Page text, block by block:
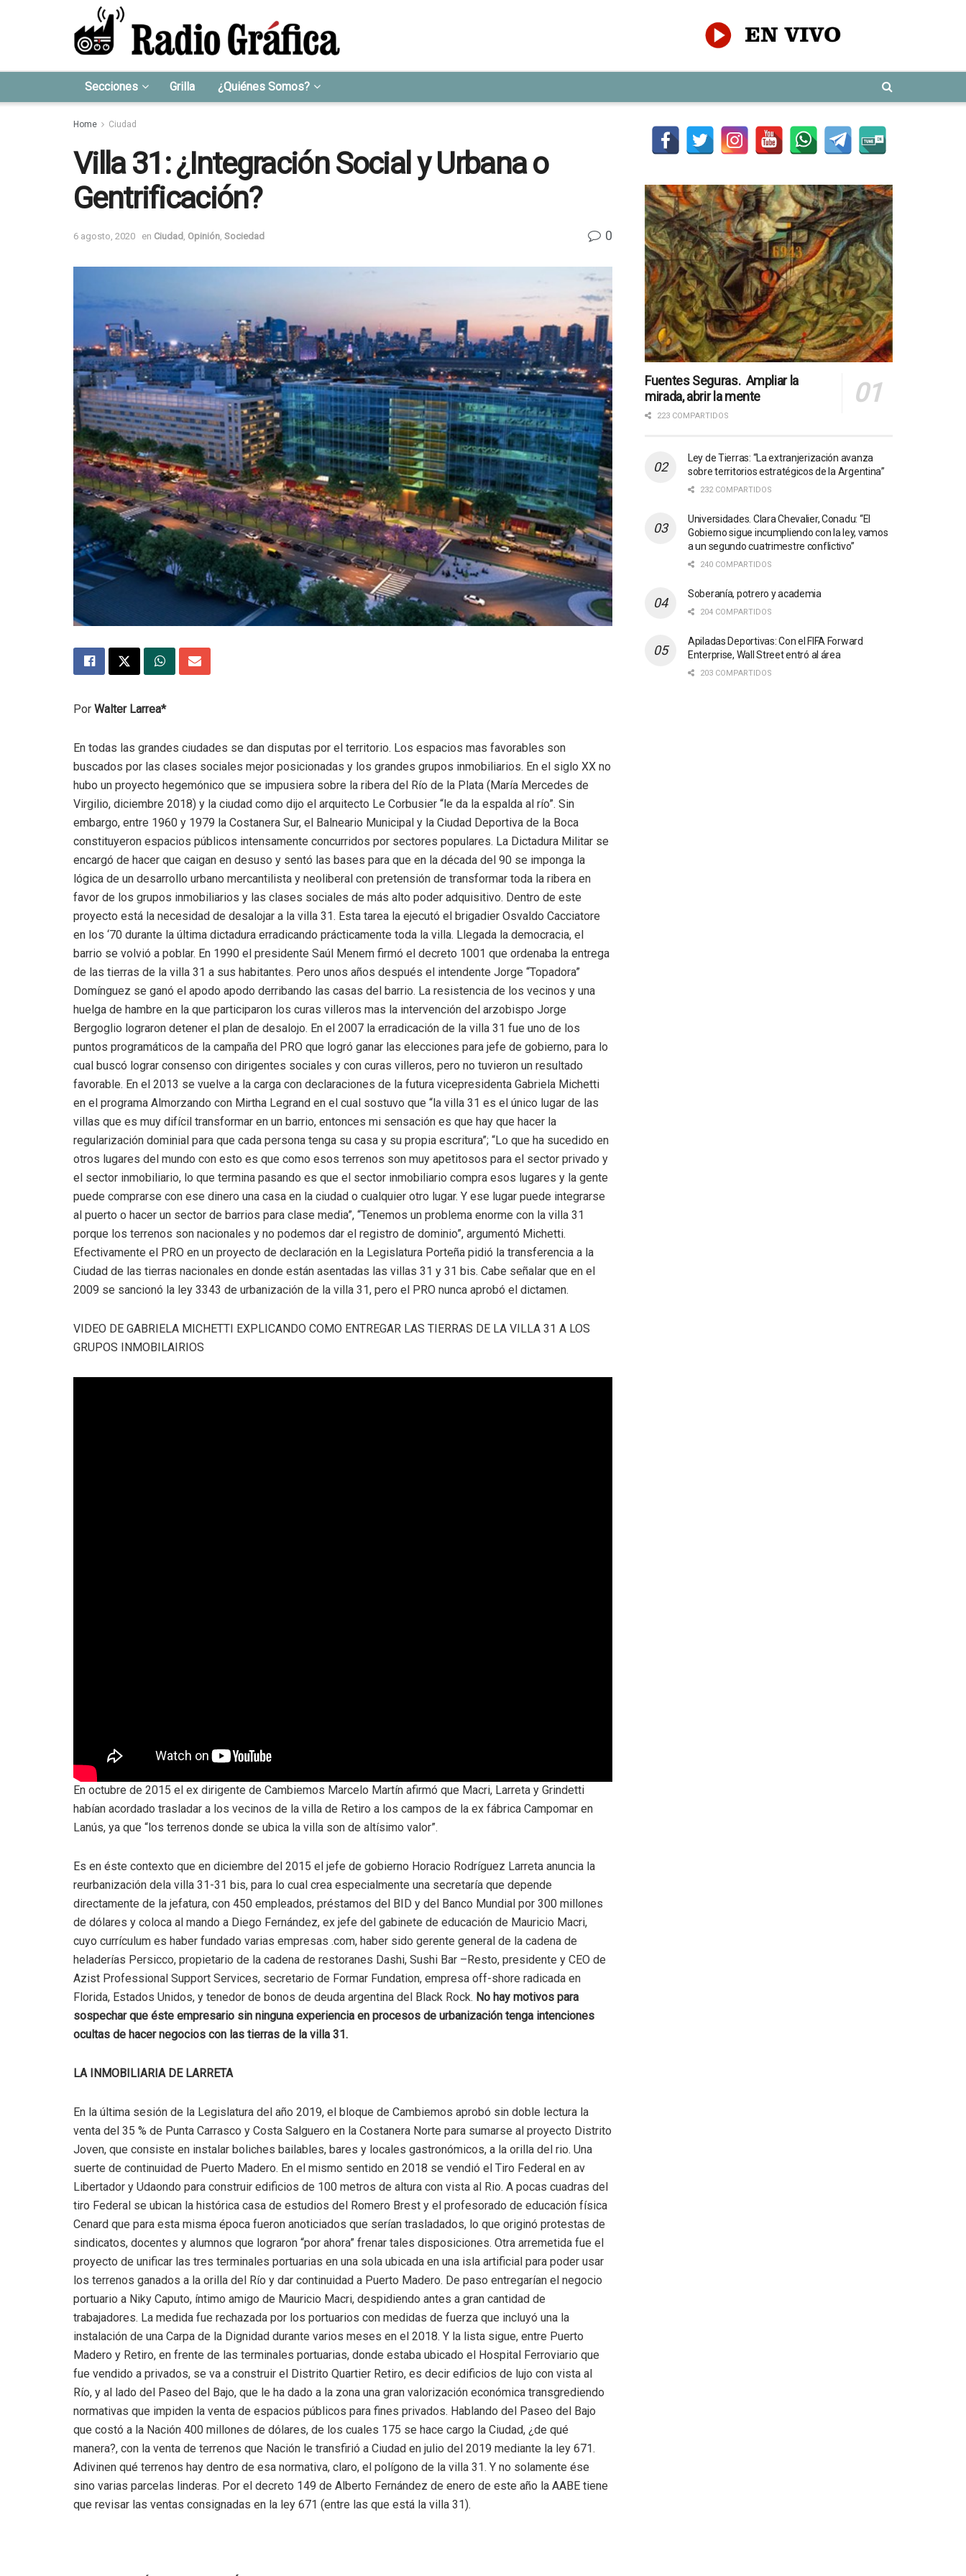
Secciones Grilla ¿Quiénes Somos?
Home Ciudad
Villa 31: ¿Integración Social y Urbana o
Gentrificación?
6 agosto, 2020 en Ciudad Opinión Sociedad 0
Por Walter Larrea*
En todas las grandes ciudades se dan disputas por el territorio. Los espacios mas favorables son
buscados por las clases sociales mejor posicionadas y los grandes grupos inmobiliarios. En el siglo XX no
hubo un proyecto hegemónico que se impusiera sobre la ribera del Río de la Plata (María Mercedes de
Virgilio, diciembre 2018) y la ciudad como dijo el arquitecto Le Corbusier “le da la espalda al río”. Sin
embargo, entre 1960 y 1979 la Costanera Sur, el Balneario Municipal y la Ciudad Deportiva de la Boca
constituyeron espacios públicos intensamente concurridos por sectores populares. La Dictadura Militar se
encargó de hacer que caigan en desuso y sentó las bases para que en la década del 90 se imponga la
lógica de un desarrollo urbano mercantilista y neoliberal con pretensión de transformar toda la ribera en
favor de los grupos inmobiliarios y las clases sociales de más alto poder adquisitivo. Dentro de este
proyecto está la necesidad de desalojar a la villa 31. Esta tarea la ejecutó el brigadier Osvaldo Cacciatore
en los ‘70 durante la última dictadura erradicando prácticamente toda la villa. Llegada la democracia, el
barrio se volvió a poblar. En 1990 el presidente Saúl Menem firmó el decreto 1001 que ordenaba la entrega
de las tierras de la villa 31 a sus habitantes. Pero unos años después el intendente Jorge “Topadora”
Domínguez se ganó el apodo apodo derribando las casas del barrio. La resistencia de los vecinos y una
huelga de hambre en la que participaron los curas villeros mas la intervención del arzobispo Jorge
Bergoglio lograron detener el plan de desalojo. En el 2007 la erradicación de la villa 31 fue uno de los
puntos programáticos de la campaña del PRO que logró ganar las elecciones para jefe de gobierno, para lo
cual buscó lograr consenso con dirigentes sociales y con curas villeros, pero no tuvieron un resultado
favorable. En el 2013 se vuelve a la carga con declaraciones de la futura vicepresidenta Gabriela Michetti
en el programa Almorzando con Mirtha Legrand en el cual sostuvo que “la villa 31 es el único lugar de las
villas que es muy difícil transformar en un barrio, entonces mi sensación es que hay que hacer la
regularización dominial para que cada persona tenga su casa y su propia escritura”; “Lo que ha sucedido en
otros lugares del mundo con esto es que como esos terrenos son muy apetitosos para el sector privado y
el sector inmobiliario, lo que termina pasando es que el sector inmobiliario compra esos lugares y la gente
puede comprarse con ese dinero una casa en la ciudad o cualquier otro lugar. Y ese lugar puede integrarse
al puerto o hacer un sector de barrios para clase media”, “Tenemos un problema enorme con la villa 31
porque los terrenos son nacionales y no podemos dar el registro de dominio”, argumentó Michetti.
Efectivamente el PRO en un proyecto de declaración en la Legislatura Porteña pidió la transferencia a la
Ciudad de las tierras nacionales en donde están asentadas las villas 31 y 31 bis. Cabe señalar que en el
2009 se sancionó la ley 3343 de urbanización de la villa 31, pero el PRO nunca aprobó el dictamen.
VIDEO DE GABRIELA MICHETTI EXPLICANDO COMO ENTREGAR LAS TIERRAS DE LA VILLA 31 A LOS
GRUPOS INMOBILAIRIOS
En octubre de 2015 el ex dirigente de Cambiemos Marcelo Martín afirmó que Macri, Larreta y Grindetti
habían acordado trasladar a los vecinos de la villa de Retiro a los campos de la ex fábrica Campomar en
Lanús, ya que “los terrenos donde se ubica la villa son de altísimo valor”.
Es en éste contexto que en diciembre del 2015 el jefe de gobierno Horacio Rodríguez Larreta anuncia la
reurbanización dela villa 31-31 bis, para lo cual crea especialmente una secretaría que depende
directamente de la jefatura, con 450 empleados, préstamos del BID y del Banco Mundial por 300 millones
de dólares y coloca al mando a Diego Fernández, ex jefe del gabinete de educación de Mauricio Macri,
cuyo currículum es haber fundado varias empresas .com, haber sido gerente general de la cadena de
heladerías Persicco, propietario de la cadena de restoranes Dashi, Sushi Bar –Resto, presidente y CEO de
Azist Professional Support Services, secretario de Formar Fundation, empresa off-shore radicada en
Florida, Estados Unidos, y tenedor de bonos de deuda argentina del Black Rock. No hay motivos para
sospechar que éste empresario sin ninguna experiencia en procesos de urbanización tenga intenciones
ocultas de hacer negocios con las tierras de la villa 31.
LA INMOBILIARIA DE LARRETA
En la última sesión de la Legislatura del año 2019, el bloque de Cambiemos aprobó sin doble lectura la
venta del 35 % de Punta Carrasco y Costa Salguero en la Costanera Norte para sumarse al proyecto Distrito
Joven, que consiste en instalar boliches bailables, bares y locales gastronómicos, a la orilla del rio. Una
suerte de continuidad de Puerto Madero. En el mismo sentido en 2018 se vendió el Tiro Federal en av
Libertador y Udaondo para construir edificios de 100 metros de altura con vista al Rio. A pocas cuadras del
tiro Federal se ubican la histórica casa de estudios del Romero Brest y el profesorado de educación física
Cenard que para esta misma época fueron anoticiados que serían trasladados, lo que originó protestas de
sindicatos, docentes y alumnos que lograron “por ahora” frenar tales disposiciones. Otra arremetida fue el
proyecto de unificar las tres terminales portuarias en una sola ubicada en una isla artificial para poder usar
los terrenos ganados a la orilla del Río y dar continuidad a Puerto Madero. De paso entregarían el negocio
portuario a Niky Caputo, íntimo amigo de Mauricio Macri, despidiendo antes a gran cantidad de
trabajadores. La medida fue rechazada por los portuarios con medidas de fuerza que incluyó una la
instalación de una Carpa de la Dignidad durante varios meses en el 2018. Y la lista sigue, entre Puerto
Madero y Retiro, en frente de las terminales portuarias, donde estaba ubicado el Hospital Ferroviario que
fue vendido a privados, se va a construir el Distrito Quartier Retiro, es decir edificios de lujo con vista al
Río, y al lado del Paseo del Bajo, que le ha dado a la zona una gran valorización económica transgrediendo
normativas que impiden la venta de espacios públicos para fines privados. Hablando del Paseo del Bajo
que costó a la Nación 400 millones de dólares, de los cuales 175 se hace cargo la Ciudad, ¿de qué
manera?, con la venta de terrenos que Nación le transfirió a Ciudad en julio del 2019 mediante la ley 671.
Adivinen qué terrenos hay dentro de esa normativa, claro, el polígono de la villa 31. Y no solamente ése
sino varias parcelas linderas. Por el decreto 149 de Alberto Fernández de enero de este año la AABE tiene
que revisar las ventas consignadas en la ley 671 (entre las que está la villa 31).
Fuentes Seguras. Ampliar la
mirada, abrir la mente
223 COMPARTIDOS
Ley de Tierras: “La extranjerización avanza
sobre territorios estratégicos de la Argentina”
232 COMPARTIDOS
Universidades. Clara Chevalier, Conadu: “El
Gobierno sigue incumpliendo con la ley, vamos
a un segundo cuatrimestre conflictivo”
240 COMPARTIDOS
Soberanía, potrero y academia
204 COMPARTIDOS
Apiladas Deportivas: Con el FIFA Forward
Enterprise, Wall Street entró al área
203 COMPARTIDOS